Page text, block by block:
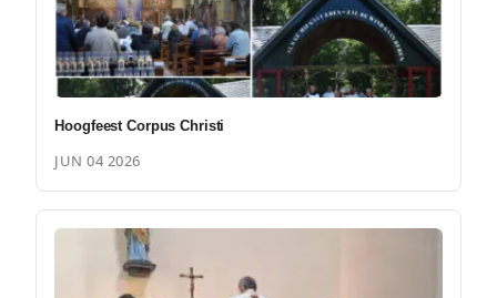
Hoogfeest Corpus Christi
JUN 04 2026